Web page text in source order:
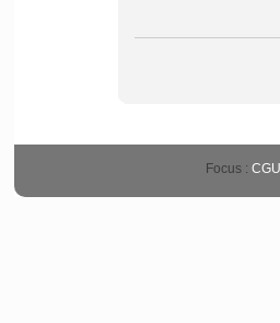
Focus : CGU